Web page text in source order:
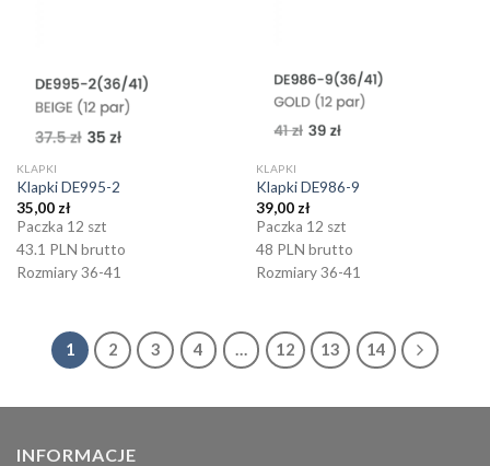
KLAPKI
Klapki DE995-2
35,00 zł
Paczka 12 szt
43.1 PLN brutto
Rozmiary 36-41
KLAPKI
Klapki DE986-9
39,00 zł
Paczka 12 szt
48 PLN brutto
Rozmiary 36-41
1 2 3 4 … 12 13 14
INFORMACJE